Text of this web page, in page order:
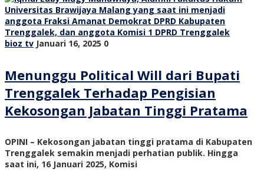
bioz tv Januari 16, 2025 0
Menunggu Political Will dari Bupati
Trenggalek Terhadap Pengisian
Kekosongan Jabatan Tinggi Pratama
OPINI – Kekosongan jabatan tinggi pratama di Kabupaten
Trenggalek semakin menjadi perhatian publik. Hingga
saat ini, 16 Januari 2025, Komisi